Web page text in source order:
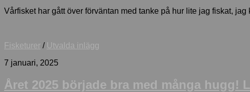
Vårfisket har gått över förväntan med tanke på hur lite jag fiskat,
Fisketurer / Utvalda inlägg
7 januari, 2025
Året 2025 började bra med många